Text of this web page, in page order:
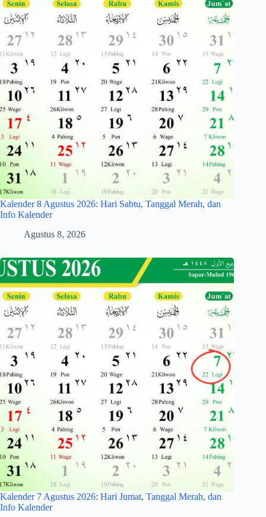
Kalender 8 Agustus 2026: Hari Sabtu, Tanggal Merah, dan
Info Kalender
Agustus 8, 2026
Kalender 7 Agustus 2026: Hari Jumat, Tanggal Merah, dan
Info Kalender